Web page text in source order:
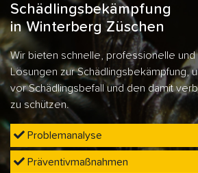
Schädlingsbekämpfung
in Winterberg Züschen
Wir bieten schnelle, professionelle
Lösungen zur Schädlingsbekämpfung,
vor Schädlingsbefall und den damit
zu schützen.
Problemanalyse
Präventivmaßnahmen